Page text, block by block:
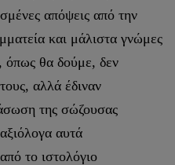
απόψεις από την
και μάλιστα γνώμες
όπως θα δούμε, δεν
αλλά έδιναν
της σώζουσας
αυτά
το ιστολόγιο